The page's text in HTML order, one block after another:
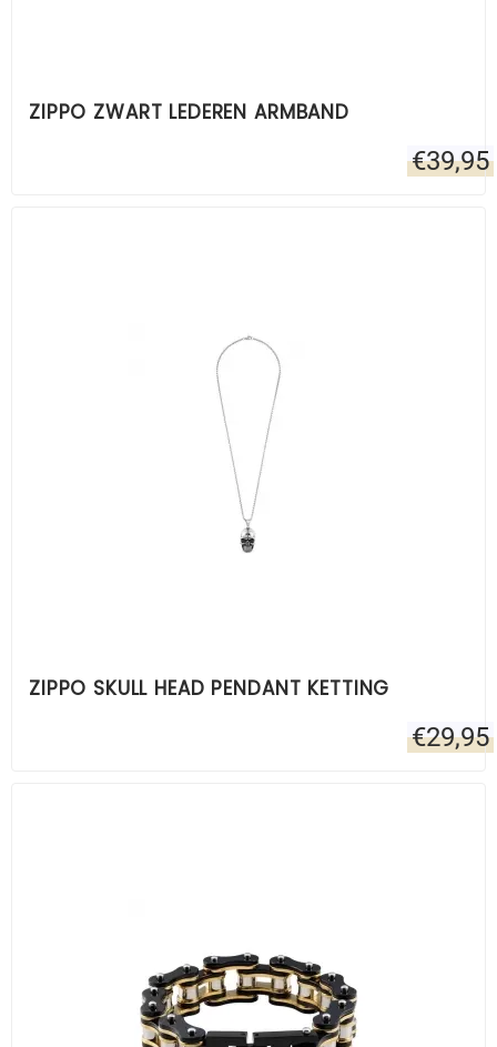
ZIPPO ZWART LEDEREN ARMBAND
€39,95
ZIPPO SKULL HEAD PENDANT KETTING
€29,95